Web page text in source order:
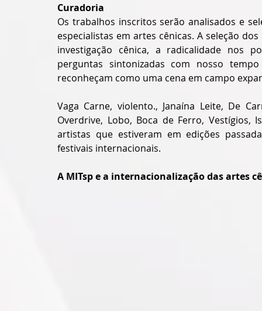
Curadoria
Os trabalhos inscritos serão analisados e
especialistas em artes cênicas. A seleção
investigação cênica, a radicalidade nos
perguntas sintonizadas com nosso
reconheçam como uma cena em campo
Vaga Carne, violento., Janaína Leite, De
Overdrive, Lobo, Boca de Ferro,
artistas que estiveram em edições
festivais internacionais.
A MITsp e a internacionalização das artes